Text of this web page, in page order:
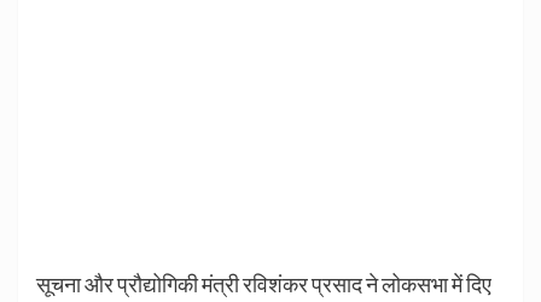
सूचना और प्रौद्योगिकी मंत्री रविशंकर प्रसाद ने लोकसभा में दिए